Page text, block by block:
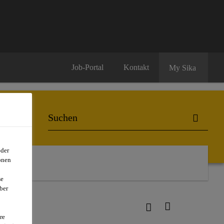
Job-Portal Kontakt My Sika